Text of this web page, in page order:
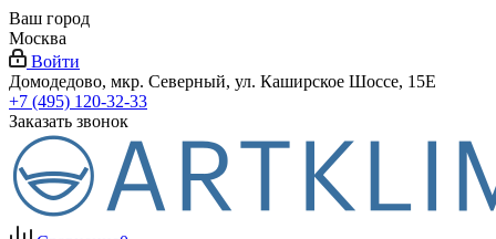
Ваш город
Москва
Войти
Домодедово, мкр. Северный, ул. Каширское Шоссе, 15Е
+7 (495) 120-32-33
Заказать звонок